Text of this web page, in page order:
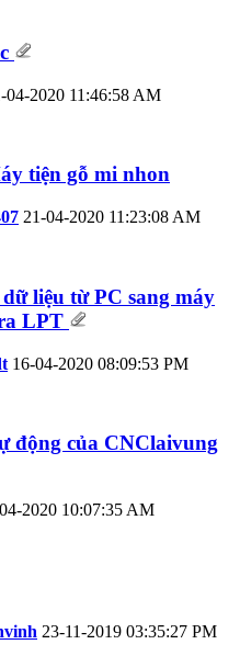
04-2020 11:46:58 AM
tiện gỗ mi nhon
21-04-2020 11:23:08 AM
liệu từ PC sang máy
LPT
16-04-2020 08:09:53 PM
động của CNClaivung
2020 10:07:35 AM
23-11-2019 03:35:27 PM